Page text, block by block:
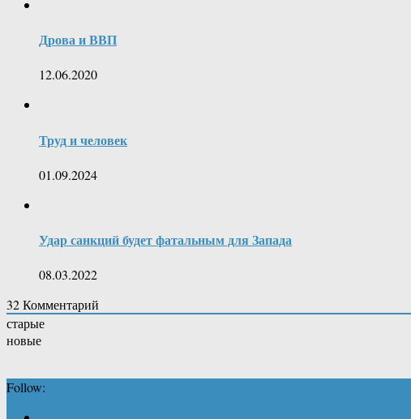
Дрова и ВВП
12.06.2020
Труд и человек
01.09.2024
Удар санкций будет фатальным для Запада
08.03.2022
32Комментарий
старые
новые
Follow: